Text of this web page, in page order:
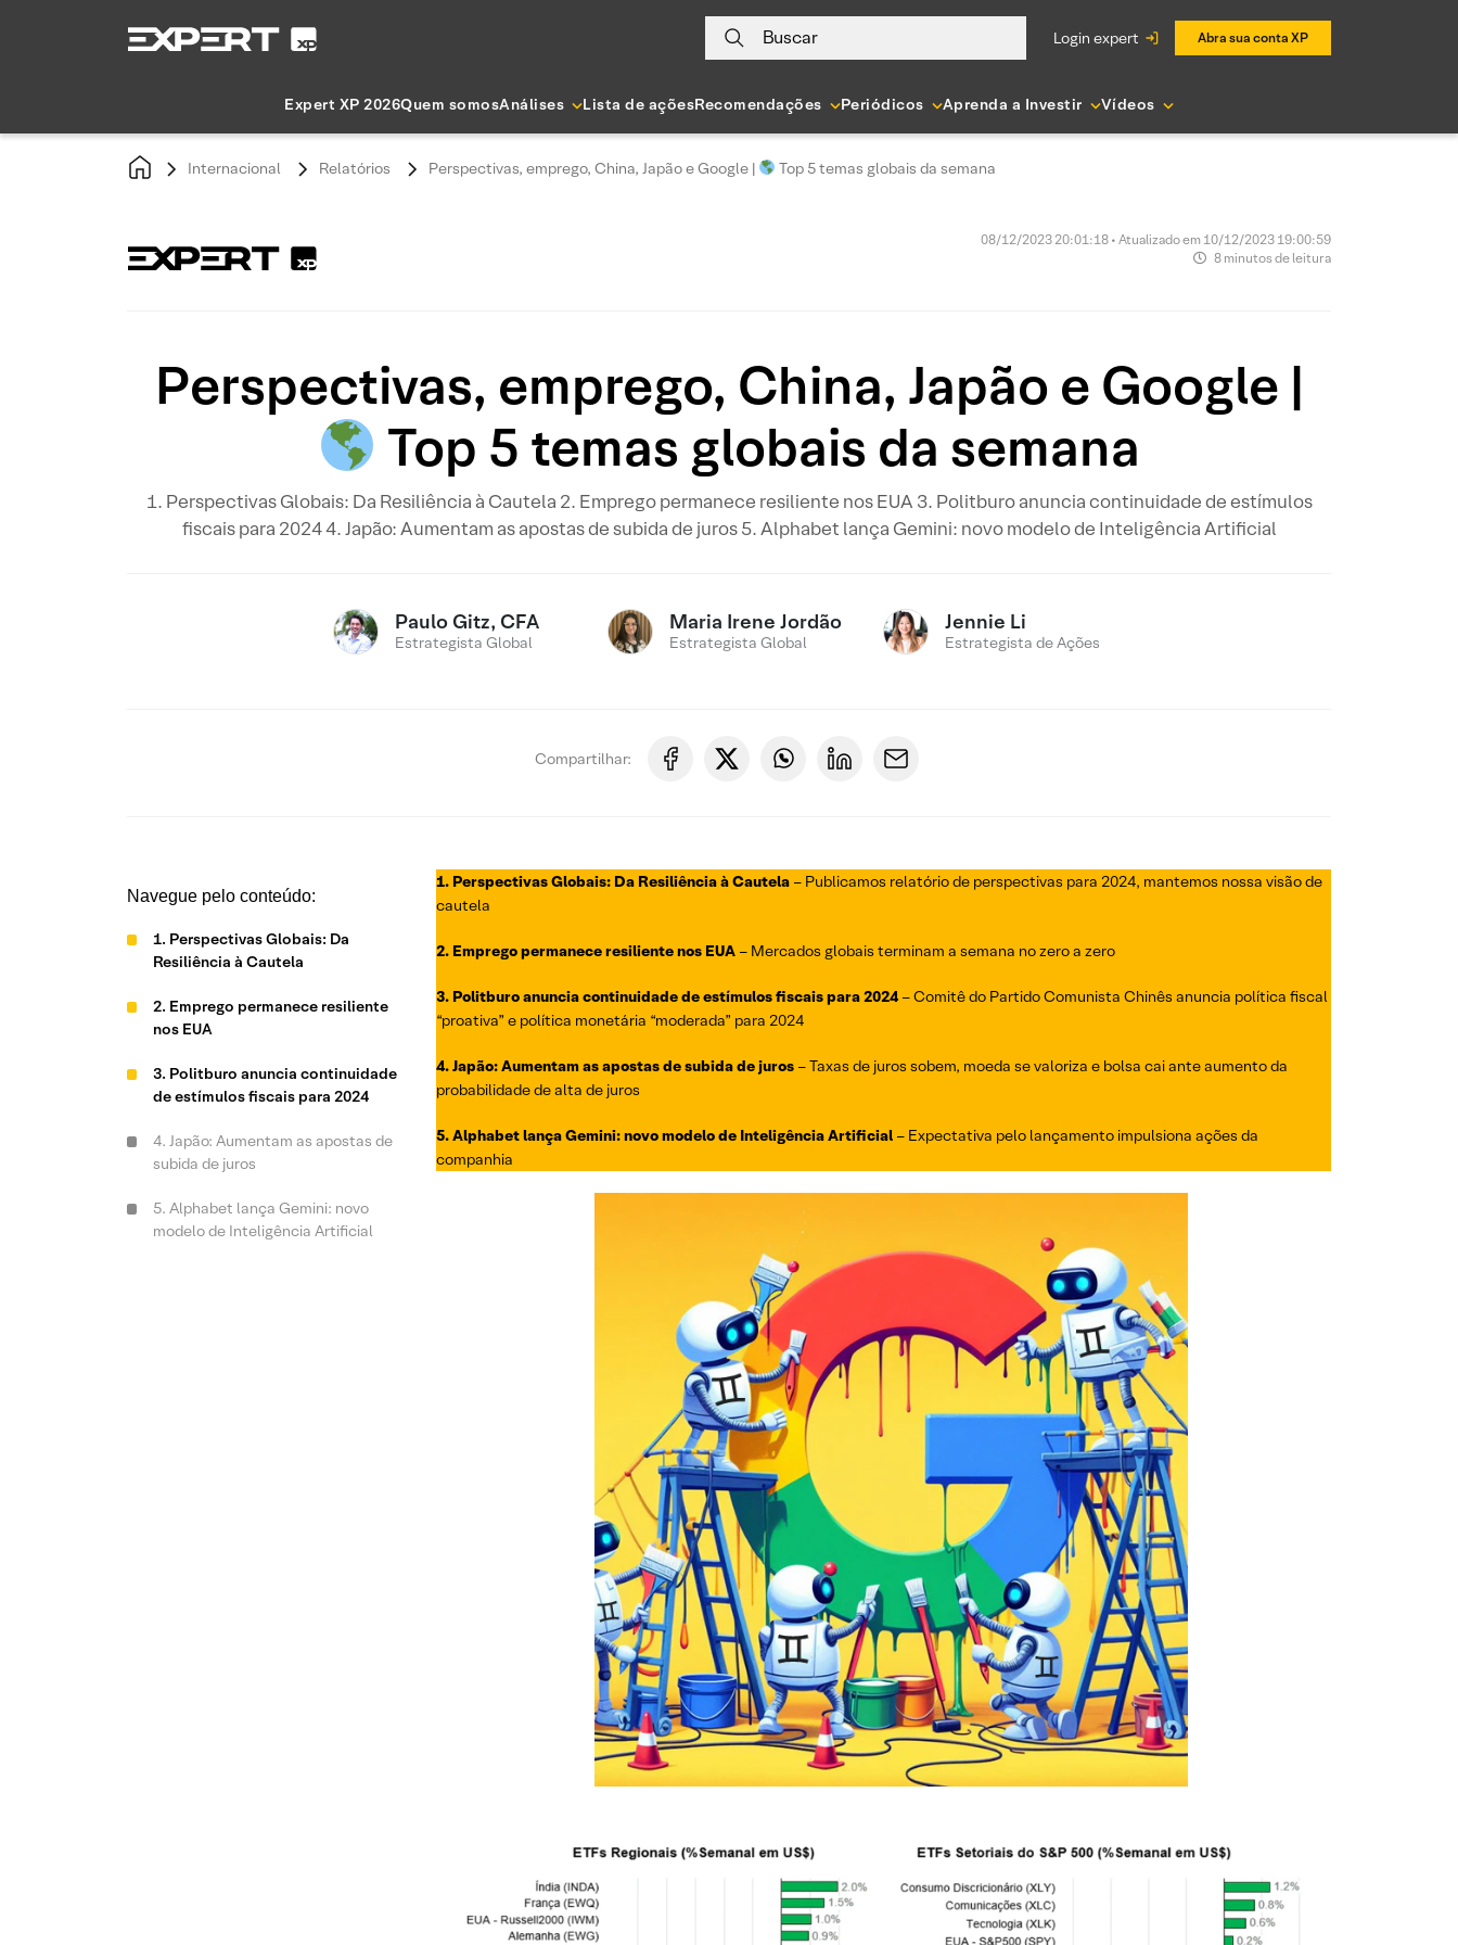
Buscar login expert Abra sua conta XP
Expert XP 2026Quem somosAnálises Lista de açõesRecomendações Periódicos Aprenda a Investir Vídeos
Internacional Relatórios Perspectivas, emprego, China, Japão e Google | Top 5 temas globais da semana
08/12/2023 20:01:18 • Atualizado em 10/12/2023 19:00:59
8 minutos de leitura
Perspectivas, emprego, China, Japão e Google |
Top 5 temas globais da semana
1. Perspectivas Globais: Da Resiliência à Cautela 2. Emprego permanece resiliente nos EUA 3. Politburo anuncia continuidade de estímulos
fiscais para 2024 4. Japão: Aumentam as apostas de subida de juros 5. Alphabet lança Gemini: novo modelo de Inteligência Artificial
Paulo Gitz, CFA
Estrategista Global
Maria Irene Jordão
Estrategista Global
Jennie Li
Estrategista de Ações
Compartilhar:
Navegue pelo conteúdo:
1. Perspectivas Globais: Da
Resiliência à Cautela
2. Emprego permanece resiliente
nos EUA
3. Politburo anuncia continuidade
de estímulos fiscais para 2024
4. Japão: Aumentam as apostas de
subida de juros
5. Alphabet lança Gemini: novo
modelo de Inteligência Artificial
1. Perspectivas Globais: Da Resiliência à Cautela – Publicamos relatório de perspectivas para 2024, mantemos nossa visão de
cautela
2. Emprego permanece resiliente nos EUA – Mercados globais terminam a semana no zero a zero
3. Politburo anuncia continuidade de estímulos fiscais para 2024 – Comitê do Partido Comunista Chinês anuncia política fiscal
“proativa” e política monetária “moderada” para 2024
4. Japão: Aumentam as apostas de subida de juros – Taxas de juros sobem, moeda se valoriza e bolsa cai ante aumento da
probabilidade de alta de juros
5. Alphabet lança Gemini: novo modelo de Inteligência Artificial – Expectativa pelo lançamento impulsiona ações da
companhia